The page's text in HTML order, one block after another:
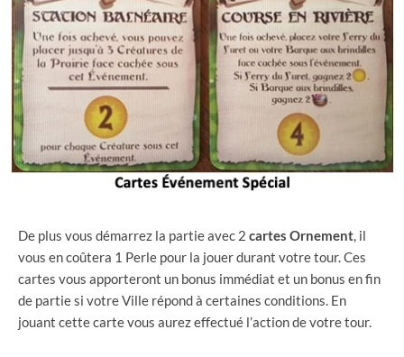
De plus vous démarrez la partie avec 2 cartes Ornement, il
vous en coûtera 1 Perle pour la jouer durant votre tour. Ces
cartes vous apporteront un bonus immédiat et un bonus en fin
de partie si votre Ville répond à certaines conditions. En
jouant cette carte vous aurez effectué l’action de votre tour.